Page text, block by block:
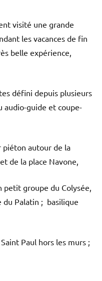
visité une grande
les vacances de fin
belle expérience,
défini depuis plusieurs
audio-guide et coupe-
piéton autour de la
de la place Navone,
groupe du Colysée,
Palatin ; basilique
Paul hors les murs ;